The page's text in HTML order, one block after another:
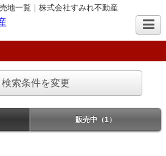
地一覧｜株式会社すみれ不動産
検索条件を変更
販売中（1）